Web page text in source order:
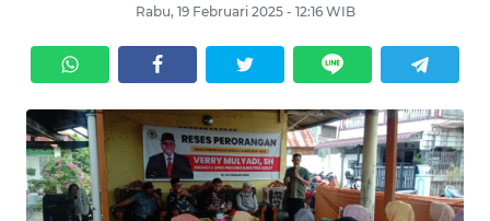
Rabu, 19 Februari 2025 - 12:16 WIB
SERBI
Informasi
INDEKS